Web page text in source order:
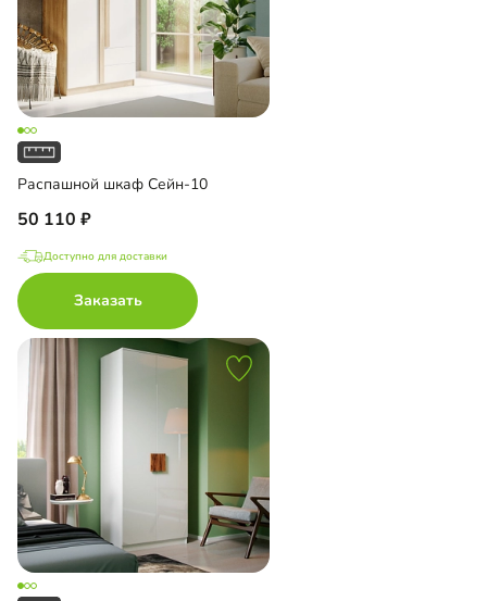
Распашной шкаф Сейн-10
50 110
Доступно для доставки
Заказать